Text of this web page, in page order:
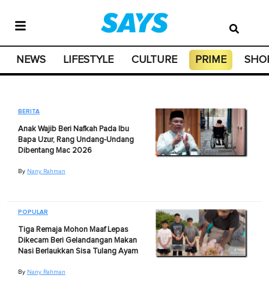
NEWS LIFESTYLE CULTURE PRIME
BERITA
Anak Wajib Beri Nafkah Pada Ibu
Bapa Uzur, Rang Undang-Undang
Dibentang Mac 2026
By Nany Rahman
POPULAR
Tiga Remaja Mohon Maaf Lepas
Dikecam Beri Gelandangan Makan
Nasi Berlaukkan Sisa Tulang Ayam
By Nany Rahman